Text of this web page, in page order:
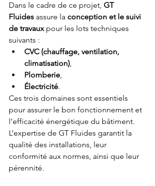
Dans le cadre de ce projet, GT
Fluides assure la conception et le suivi
de travaux pour les lots techniques
suivants :
CVC (chauffage, ventilation,
climatisation),
Plomberie,
Électricité.
Ces trois domaines sont essentiels
pour assurer le bon fonctionnement et
l’efficacité énergétique du bâtiment.
L’expertise de GT Fluides garantit la
qualité des installations, leur
conformité aux normes, ainsi que leur
pérennité.